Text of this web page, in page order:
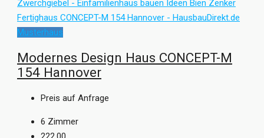
Musterhaus
Modernes Design Haus CONCEPT-M
154 Hannover
Preis auf Anfrage
6 Zimmer